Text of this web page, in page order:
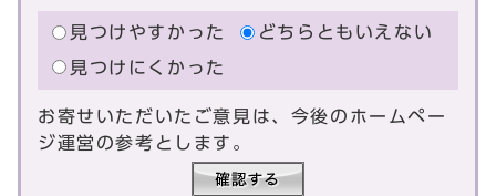
見つけやすかった
どちらともいえない
見つけにくかった
お寄せいただいたご意見は、今後のホームペー
ジ運営の参考とします。